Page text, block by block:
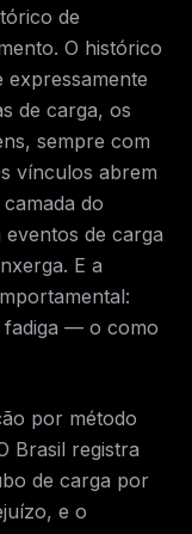
de
O histórico
expressamente
de carga, os
sempre com
vínculos abrem
do
de carga
E a
fadiga — o como
por método
Brasil registra
de carga por
e o